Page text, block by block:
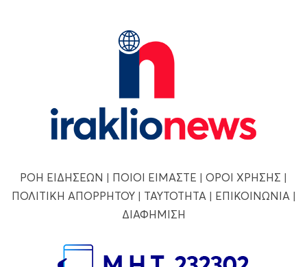
ΡΟΗ ΕΙΔΗΣΕΩΝ | ΠΟΙΟΙ ΕΙΜΑΣΤΕ | ΟΡΟΙ ΧΡΗΣΗΣ |
ΠΟΛΙΤΙΚΗ ΑΠΟΡΡΗΤΟΥ| ΤΑΥΤΟΤΗΤΑ| ΕΠΙΚΟΙΝΩΝΙΑ|
ΔΙΑΦΗΜΙΣΗ